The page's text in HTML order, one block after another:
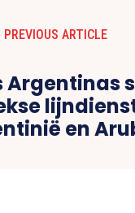
PREVIOUS ARTICLE
Argentinas
en